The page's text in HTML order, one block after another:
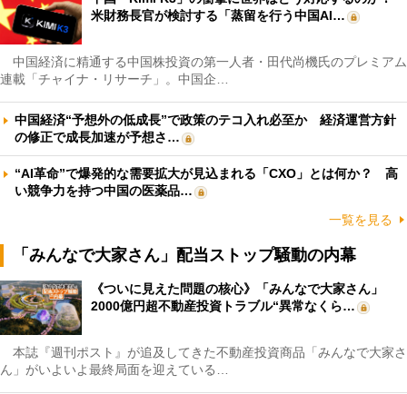
米財務長官が検討する「蒸留を行う中国AI…
中国経済に精通する中国株投資の第一人者・田代尚機氏のプレミアム
連載「チャイナ・リサーチ」。中国企…
中国経済“予想外の低成長”で政策のテコ入れ必至か 経済運営方針
の修正で成長加速が予想さ…
“AI革命”で爆発的な需要拡大が見込まれる「CXO」とは何か？ 高
い競争力を持つ中国の医薬品…
一覧を見る
「みんなで大家さん」配当ストップ騒動の内幕
《ついに見えた問題の核心》「みんなで大家さん」
2000億円超不動産投資トラブル“異常なくら…
本誌『週刊ポスト』が追及してきた不動産投資商品「みんなで大家さ
ん」がいよいよ最終局面を迎えている…